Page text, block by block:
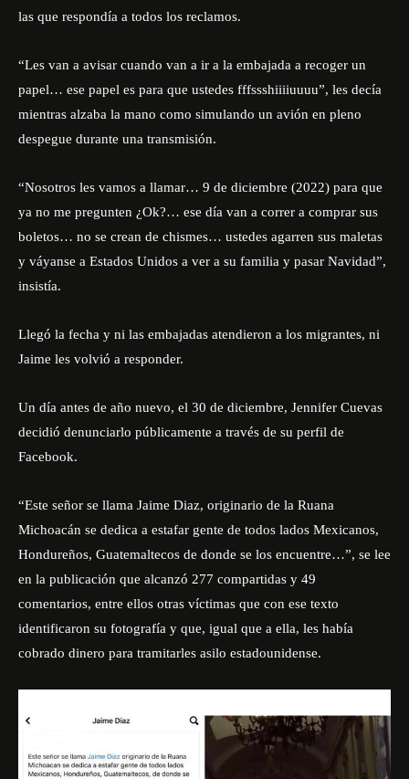
las que respondía a todos los reclamos.
“Les van a avisar cuando van a ir a la embajada a recoger un
papel… ese papel es para que ustedes fffssshiiiiuuuu”, les decía
mientras alzaba la mano como simulando un avión en pleno
despegue durante una transmisión.
“Nosotros les vamos a llamar… 9 de diciembre (2022) para que
ya no me pregunten ¿Ok?… ese día van a correr a comprar sus
boletos… no se crean de chismes… ustedes agarren sus maletas
y váyanse a Estados Unidos a ver a su familia y pasar Navidad”,
insistía.
Llegó la fecha y ni las embajadas atendieron a los migrantes, ni
Jaime les volvió a responder.
Un día antes de año nuevo, el 30 de diciembre, Jennifer Cuevas
decidió denunciarlo públicamente a través de su perfil de
Facebook.
“Este señor se llama Jaime Diaz, originario de la Ruana
Michoacán se dedica a estafar gente de todos lados Mexicanos,
Hondureños, Guatemaltecos de donde se los encuentre…”, se lee
en la publicación que alcanzó 277 compartidas y 49
comentarios, entre ellos otras víctimas que con ese texto
identificaron su fotografía y que, igual que a ella, les había
cobrado dinero para tramitarles asilo estadounidense.